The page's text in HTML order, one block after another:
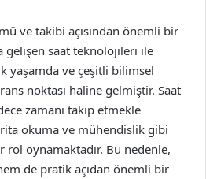
ve takibi açısından önemli bir
gelişen saat teknolojileri ile
yaşamda ve çeşitli bilimsel
noktası haline gelmiştir. Saat
zamanı takip etmekle
okuma ve mühendislik gibi
oynamaktadır. Bu nedenle,
de pratik açıdan önemli bir